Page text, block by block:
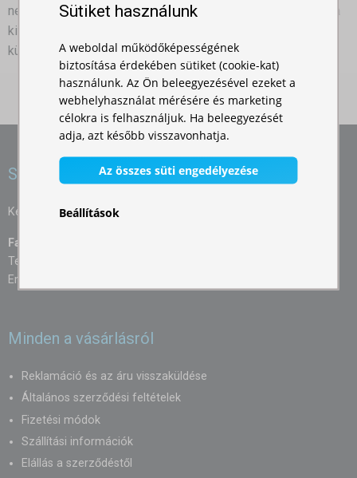
nekünk a fizetési igazolást e-mailen, nem kell várnia, hogy a
kifizetés jóváírásra kerüljön, a fizetési igazolás alapján
küldjük gyorsfutárral a megrendelt árut.
Szívesen segítünk
Kérdéseit szívesen megválaszoljuk:
Farkas Éva
Tel.: +36 204 103 948
Email:
Minden a vásárlásról
Reklamáció és az áru visszaküldése
Általános szerződési feltételek
Fizetési módok
Szállítási információk
Elállás a szerződéstől
Sütiket használunk
A weboldal működőképességének
biztosítása érdekében sütiket (cookie-kat)
használunk. Az Ön beleegyezésével ezeket a
webhelyhasználat mérésére és marketing
célokra is felhasználjuk. Ha beleegyezését
adja, azt később visszavonhatja.
Az összes süti engedélyezése
Beállítások